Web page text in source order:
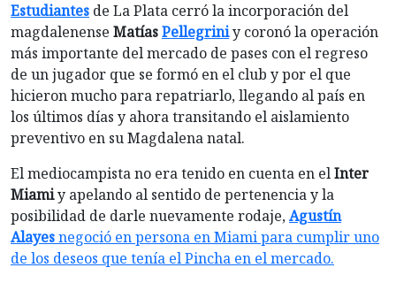
Estudiantes de La Plata cerró la incorporación del
magdalenense MatíasPellegriniy coronó la operación
más importante del mercado de pases con el regreso
de un jugador que se formó en el club y por el que
hicieron mucho para repatriarlo, llegando al país en
los últimos días y ahora transitando el aislamiento
preventivo en su Magdalena natal.
El mediocampista no era tenido en cuenta en elInter
Miamiy apelando al sentido de pertenencia y la
posibilidad de darle nuevamente rodaje,Agustín
Alayesnegoció en persona en Miami para cumplir uno
de los deseos que tenía el Pincha en el mercado.